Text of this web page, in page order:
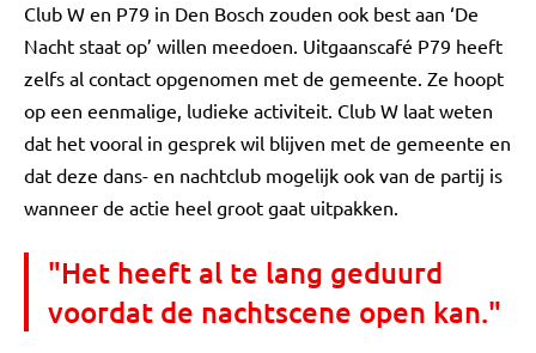
Club W en P79 in Den Bosch zouden ook best aan ‘De
Nacht staat op’ willen meedoen. Uitgaanscafé P79 heeft
zelfs al contact opgenomen met de gemeente. Ze hoopt
op een eenmalige, ludieke activiteit. Club W laat weten
dat het vooral in gesprek wil blijven met de gemeente en
dat deze dans- en nachtclub mogelijk ook van de partij is
wanneer de actie heel groot gaat uitpakken.
"Het heeft al te lang geduurd
voordat de nachtscene open kan."